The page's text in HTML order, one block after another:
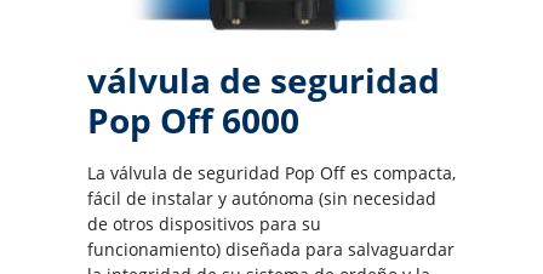
válvula de seguridad
Pop Off 6000
La válvula de seguridad Pop Off es compacta,
fácil de instalar y autónoma (sin necesidad
de otros dispositivos para su
funcionamiento) diseñada para salvaguardar